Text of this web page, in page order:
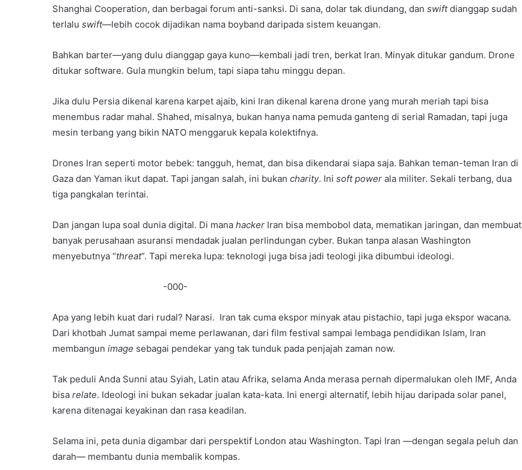
Shanghai Cooperation, dan berbagai forum anti-sanksi. Di sana, dolar tak diundang, dan swiftdianggap sudah
terlalu swift—lebih cocok dijadikan nama boyband daripada sistem keuangan.
Bahkan barter—yang dulu dianggap gaya kuno—kembali jadi tren, berkat Iran. Minyak ditukar gandum. Drone
ditukar software. Gula mungkin belum, tapi siapa tahu minggu depan.
Jika dulu Persia dikenal karena karpet ajaib, kini Iran dikenal karena drone yang murah meriah tapi bisa
menembus radar mahal. Shahed, misalnya, bukan hanya nama pemuda ganteng di serial Ramadan, tapi juga
mesin terbang yang bikin NATO menggaruk kepala kolektifnya.
Drones Iran seperti motor bebek: tangguh, hemat, dan bisa dikendarai siapa saja. Bahkan teman-teman Iran di
Gaza dan Yaman ikut dapat. Tapi jangan salah, ini bukan charity. Ini soft power ala militer. Sekali terbang, dua
tiga pangkalan terintai.
Dan jangan lupa soal dunia digital. Di mana hacker Iran bisa membobol data, mematikan jaringan, dan membuat
banyak perusahaan asuransi mendadak jualan perlindungan cyber. Bukan tanpa alasan Washington
menyebutnya “threat”. Tapi mereka lupa: teknologi juga bisa jadi teologi jika dibumbui ideologi.
-000-
Apa yang lebih kuat dari rudal? Narasi. Iran tak cuma ekspor minyak atau pistachio, tapi juga ekspor wacana.
Dari khotbah Jumat sampai meme perlawanan, dari film festival sampai lembaga pendidikan Islam, Iran
membangun image sebagai pendekar yang tak tunduk pada penjajah zaman now.
Tak peduli Anda Sunni atau Syiah, Latin atau Afrika, selama Anda merasa pernah dipermalukan oleh IMF, Anda
bisa relate. Ideologi ini bukan sekadar jualan kata-kata. Ini energi alternatif, lebih hijau daripada solar panel,
karena ditenagai keyakinan dan rasa keadilan.
Selama ini, peta dunia digambar dari perspektif London atau Washington. Tapi Iran —dengan segala peluh dan
darah— membantu dunia membalik kompas.